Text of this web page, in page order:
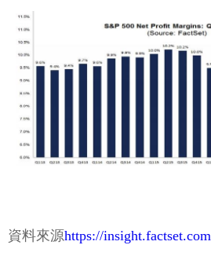
資料來源https://insight.factset.com